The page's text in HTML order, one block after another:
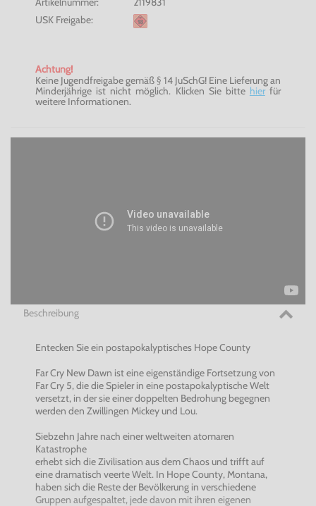
USK Freigabe:
Achtung!
Keine Jugendfreigabe gemäß § 14 JuSchG! Eine Lieferung an
Minderjährige ist nicht möglich. Klicken Sie bitte hierfür
weitere Informationen.
Beschreibung
Entecken Sie ein postapokalyptisches Hope County
Far Cry New Dawn ist eine eigenständige Fortsetzung von
Far Cry 5, die die Spieler in eine postapokalyptische Welt
versetzt, in der sie einer doppelten Bedrohung begegnen
werden den Zwillingen Mickey und Lou.
Siebzehn Jahre nach einer weltweiten atomaren
Katastrophe
erhebt sich die Zivilisation aus dem Chaos und trifft auf
eine dramatisch veerte Welt. In Hope County, Montana,
haben sich die Reste der Bevölkerung in verschiedene
Gruppen aufgespaltet, jede davon mit ihren eigenen